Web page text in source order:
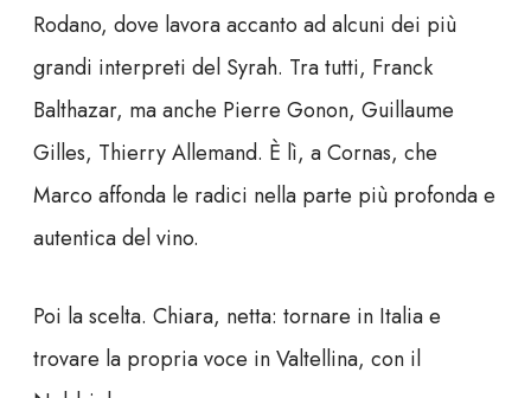
Rodano, dove lavora accanto ad alcuni dei più
grandi interpreti del Syrah. Tra tutti, Franck
Balthazar, ma anche Pierre Gonon, Guillaume
Gilles, Thierry Allemand. È lì, a Cornas, che
Marco affonda le radici nella parte più profonda e
autentica del vino.
Poi la scelta. Chiara, netta: tornare in Italia e
trovare la propria voce in Valtellina, con il